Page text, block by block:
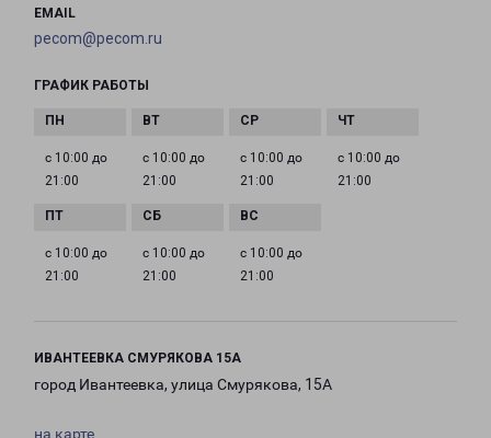
EMAIL
pecom@pecom.ru
ГРАФИК РАБОТЫ
с 10:00 до
21:00
с 10:00 до
21:00
с 10:00 до
21:00
с 10:00 до
21:00
с 10:00 до
21:00
с 10:00 до
21:00
с 10:00 до
21:00
ИВАНТЕЕВКА СМУРЯКОВА 15А
город Ивантеевка, улица Смурякова, 15А
на карте